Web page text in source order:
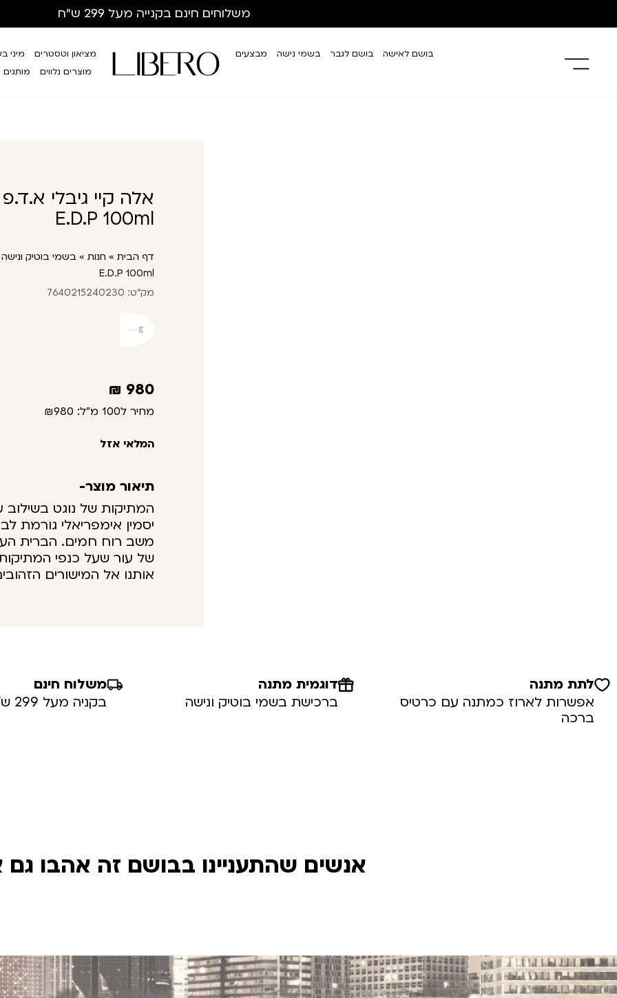
משלוחים חינם בקנייה מעל 299 ש”ח
בושם לאישה בושם לגבר בשמי נישה מבצעים מציאון וטסטרים
מיני
מוצרים נלווים
מותגים
E.D.P 100ml
דף הבית » חנות » בשמי בוטיק ונישה
E.D.P 100ml
מק"ט: 7640215240230
980
₪
מחיר ל100 מ"ל: ₪980
המלאי אזל
תיאור מוצר-
המתיקות של נוגט
יסמין אימפריאלי גורמת
משב רוח חמים. הברית
של עור שעל כנפי
אותנו אל המישורים
לתת מתנה
אפשרות לארוז כמתנה עם כרטיס
ברכה
דוגמית מתנה
ברכישת בשמי בוטיק ונישה
משלוח חינם
בקניה מעל 299 ש”ח
אנשים שהתעניינו בבושם זה אהבו